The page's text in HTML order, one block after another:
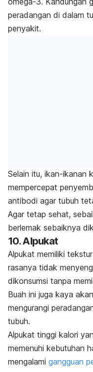
peradangan di dalam
penyakit.
Selain itu, ikan-ikanan
mempercepat
antibodi agar tubuh
Agar tetap sehat,
berlemak sebaiknya
10. Alpukat
Alpukat memiliki
rasanya tidak
dikonsumsi tanpa
Buah ini juga kaya
mengurangi
tubuh.
Alpukat tinggi kalori
memenuhi kebutuhan
mengalami gangguan